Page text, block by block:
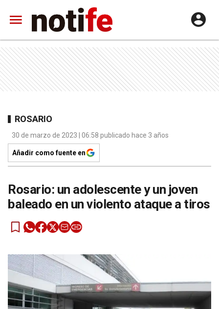
ROSARIO
30 de marzo de 2023 | 06:58 publicado hace 3 años
Añadir como fuente en
Rosario: un adolescente y un joven
baleado en un violento ataque a tiros